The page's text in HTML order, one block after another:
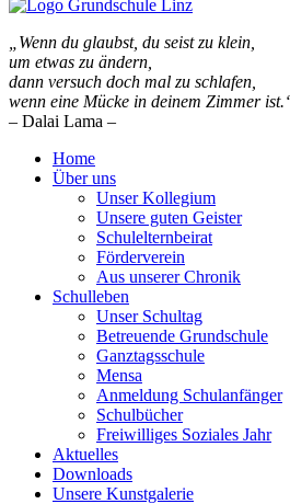
„Wenn du glaubst, du seist zu klein,
um etwas zu ändern,
dann versuch doch mal zu schlafen,
wenn eine Mücke in deinem Zimmer
– Dalai Lama –
Home
Über uns
Unser Kollegium
Unsere guten Geister
Schulelternbeirat
Förderverein
Aus unserer Chronik
Schulleben
Unser Schultag
Betreuende Grundschule
Ganztagsschule
Mensa
Anmeldung Schulanfänger
Schulbücher
Freiwilliges Soziales Jahr
Aktuelles
Downloads
Unsere Kunstgalerie